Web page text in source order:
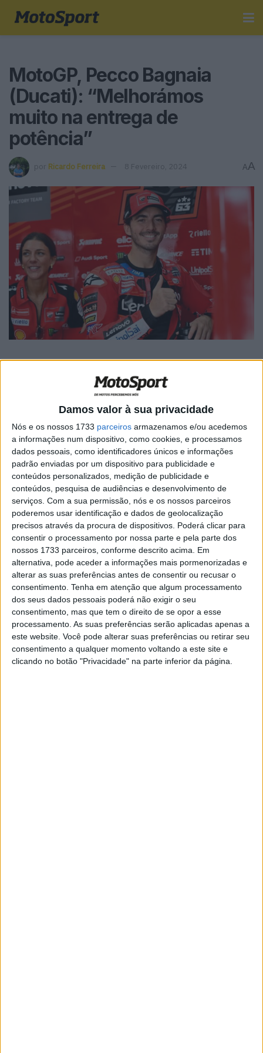
Damos valor à sua privacidade
Nós e os nossos 1733 parceiros armazenamos e/ou acedemos
a informações num dispositivo, como cookies, e processamos
dados pessoais, como identificadores únicos e informações
padrão enviadas por um dispositivo para publicidade e
conteúdos personalizados, medição de publicidade e
conteúdos, pesquisa de audiências e desenvolvimento de
serviços. Com a sua permissão, nós e os nossos parceiros
poderemos usar identificação e dados de geolocalização
precisos através da procura de dispositivos. Poderá clicar para
consentir o processamento por nossa parte e pela parte dos
nossos 1733 parceiros, conforme descrito acima. Em
alternativa, pode aceder a informações mais pormenorizadas e
alterar as suas preferências antes de consentir ou recusar o
consentimento. Tenha em atenção que algum processamento
dos seus dados pessoais poderá não exigir o seu
consentimento, mas que tem o direito de se opor a esse
processamento. As suas preferências serão aplicadas apenas a
este website. Você pode alterar suas preferências ou retirar seu
consentimento a qualquer momento voltando a este site e
clicando no botão "Privacidade" na parte inferior da página.
MotoGP, Pecco Bagnaia
(Ducati): “Melhorámos
muito na entrega de
potência”
por Ricardo Ferreira 8 Fevereiro, 2024 AA
🔊 Ouvir artigo
Francesco ‘Pecco’ Bagnaia terminou o segundo dia com o
quinto melhor tempo, com o companheiro de equipa a
liderando a tabela de tempos e com um novo recorde de
volta não oficial. Tal como Enea Bastianini, o bicampeão
do mundo testou algumas alguns componentes
aerodinâmicos, carenagens e escape na Ducati, mas foi o
novo novo pacote aerodinâmico da GP24 (que inclui uma
pequena mudança nas asas laterais) que mais o
impressionou.
“Acho que a nova aerodinâmica é excelente. O que
melhoramos muito foi a entrega de potência e isso deixa-
me feliz. A nova carenagem tem um potencial muito bom,
mas precisamos de fazer alterações na afinação para
melhorar a sensação. Além disso, o escape está muito
bom, mas preciso fazer outra simulação de corrida
consecutiva para confirmar se está bom ou não. Mas no